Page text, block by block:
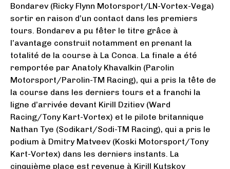
Bondarev (Ricky Flynn Motorsport/LN-Vortex-Vega)
sortir en raison d’un contact dans les premiers
tours. Bondarev a pu fêter le titre grâce à
l’avantage construit notamment en prenant la
totalité de la course à La Conca. La finale a été
remportée par Anatoly Khavalkin (Parolin
Motorsport/Parolin-TM Racing), qui a pris la tête de
la course dans les derniers tours et a franchi la
ligne d’arrivée devant Kirill Dzitiev (Ward
Racing/Tony Kart-Vortex) et le pilote britannique
Nathan Tye (Sodikart/Sodi-TM Racing), qui a pris le
podium à Dmitry Matveev (Koski Motorsport/Tony
Kart-Vortex) dans les derniers instants. La
cinquième place est revenue à Kirill Kutskov